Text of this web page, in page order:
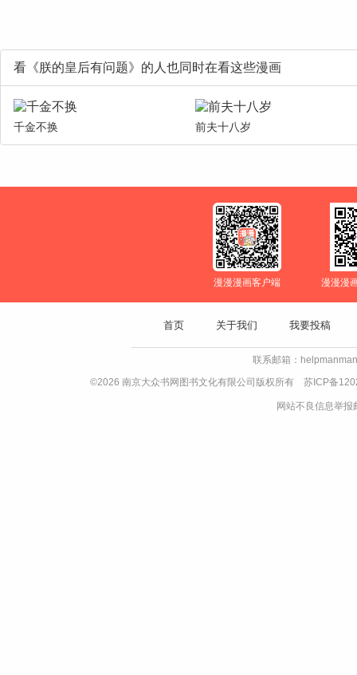
看《朕的皇后有问题》的人也同时在看这些漫画
千金不换 前夫十八岁
漫漫漫画客户端 漫漫漫
首页 关于我们 我要投稿
联系邮箱：
©2026 南京大众书网图书文化有限公司版权所有 苏ICP备
网站不良信息举